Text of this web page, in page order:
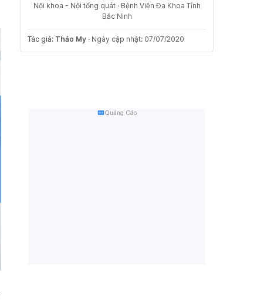
Nội khoa - Nội tổng quát · Bệnh Viện Đa Khoa Tỉnh
Bắc Ninh
Tác giả: Thảo My · Ngày cập nhật: 07/07/2020
Quảng Cáo